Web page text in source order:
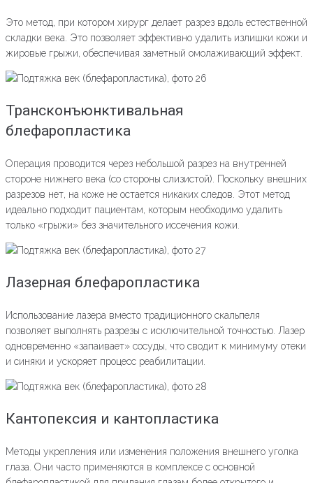
Это метод, при котором хирург делает разрез вдоль естественной
складки века. Это позволяет эффективно удалить излишки кожи и
жировые грыжи, обеспечивая заметный омолаживающий эффект.
Трансконъюнктивальная
блефаропластика
Операция проводится через небольшой разрез на внутренней
стороне нижнего века (со стороны слизистой). Поскольку внешних
разрезов нет, на коже не остается никаких следов. Этот метод
идеально подходит пациентам, которым необходимо удалить
только «грыжи» без значительного иссечения кожи.
Лазерная блефаропластика
Использование лазера вместо традиционного скальпеля
позволяет выполнять разрезы с исключительной точностью. Лазер
одновременно «запаивает» сосуды, что сводит к минимуму отеки
и синяки и ускоряет процесс реабилитации.
Кантопексия и кантопластика
Методы укрепления или изменения положения внешнего уголка
глаза. Они часто применяются в комплексе с основной